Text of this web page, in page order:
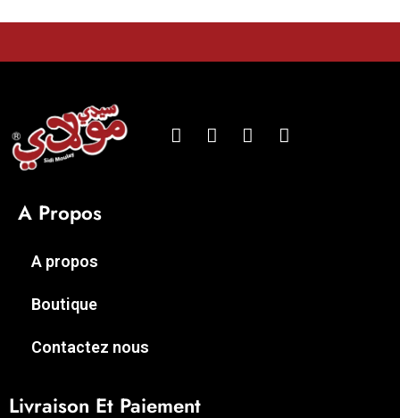
A Propos
A propos
Boutique
Contactez nous
Livraison Et Paiement